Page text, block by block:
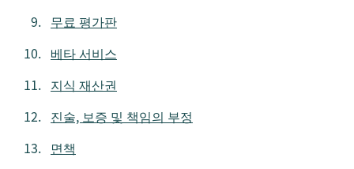
무료 평가판
베타 서비스
지식 재산권
진술, 보증 및 책임의 부정
면책